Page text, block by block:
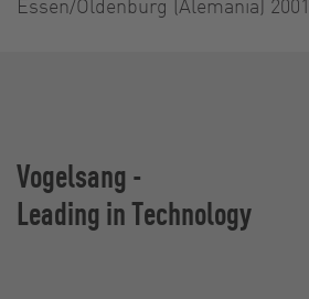
Vogelsang -
Leading in Technology